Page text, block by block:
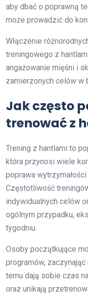
aby dbać o poprawną
może prowadzić do
Włączenie
treningowego z
angażowanie mięśni i
zamierzonych celów w
Jak często
trenować z
Trening z hantlami to
która przynosi wiele
poprawa
Częstotliwość
indywidualnych celów
ogólnym przypadku,
tygodniu.
Osoby początkujące
programów,
temu dają sobie czas
oraz unikają